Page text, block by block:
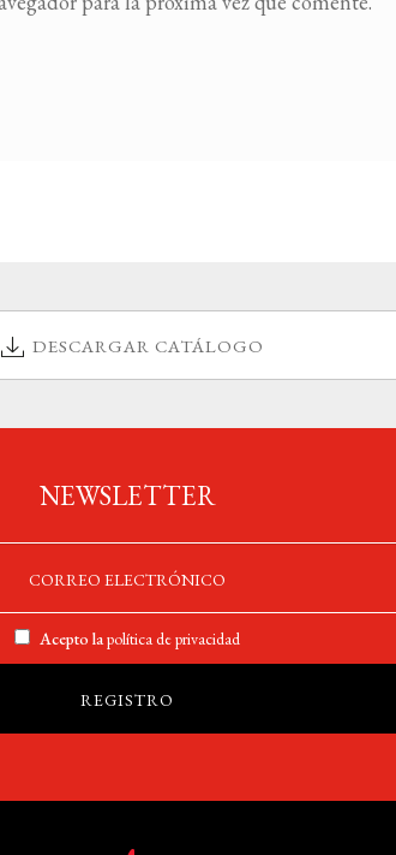
DESCARGAR CATÁLOGO
NEWSLETTER
Acepto lapolítica de privacidad